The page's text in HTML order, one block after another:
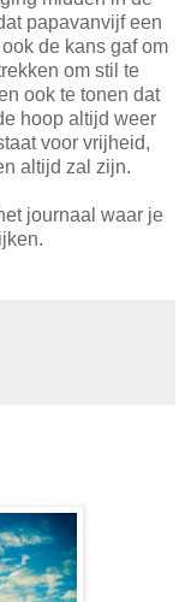
papavanvijf een
de kans gaf om
om stil te
ook te tonen dat
hoop altijd weer
voor vrijheid,
altijd zal zijn.
journaal waar je